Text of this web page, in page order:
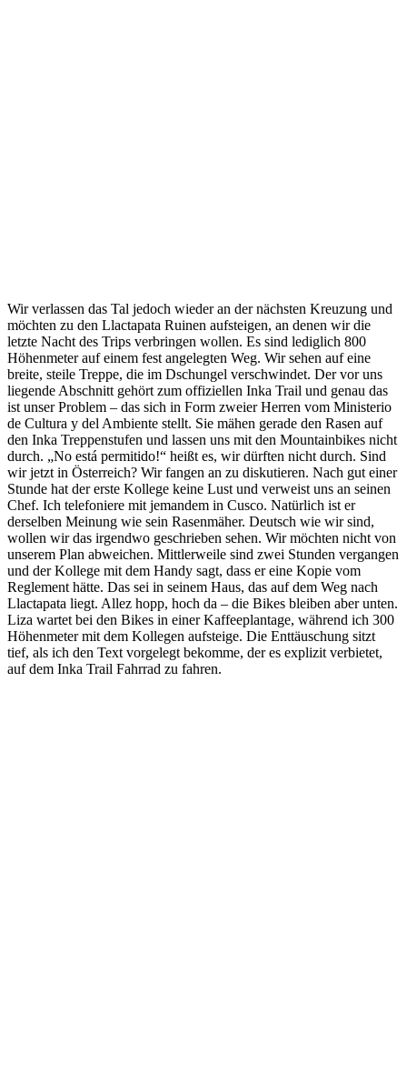
Wir verlassen das Tal jedoch wieder an der nächsten Kreuzung und
möchten zu den Llactapata Ruinen aufsteigen, an denen wir die
letzte Nacht des Trips verbringen wollen. Es sind lediglich 800
Höhenmeter auf einem fest angelegten Weg. Wir sehen auf eine
breite, steile Treppe, die im Dschungel verschwindet. Der vor uns
liegende Abschnitt gehört zum offiziellen Inka Trail und genau das
ist unser Problem – das sich in Form zweier Herren vom Ministerio
de Cultura y del Ambiente stellt. Sie mähen gerade den Rasen auf
den Inka Treppenstufen und lassen uns mit den Mountainbikes nicht
durch. „No está permitido!“ heißt es, wir dürften nicht durch. Sind
wir jetzt in Österreich? Wir fangen an zu diskutieren. Nach gut einer
Stunde hat der erste Kollege keine Lust und verweist uns an seinen
Chef. Ich telefoniere mit jemandem in Cusco. Natürlich ist er
derselben Meinung wie sein Rasenmäher. Deutsch wie wir sind,
wollen wir das irgendwo geschrieben sehen. Wir möchten nicht von
unserem Plan abweichen. Mittlerweile sind zwei Stunden vergangen
und der Kollege mit dem Handy sagt, dass er eine Kopie vom
Reglement hätte. Das sei in seinem Haus, das auf dem Weg nach
Llactapata liegt. Allez hopp, hoch da – die Bikes bleiben aber unten.
Liza wartet bei den Bikes in einer Kaffeeplantage, während ich 300
Höhenmeter mit dem Kollegen aufsteige. Die Enttäuschung sitzt
tief, als ich den Text vorgelegt bekomme, der es explizit verbietet,
auf dem Inka Trail Fahrrad zu fahren.